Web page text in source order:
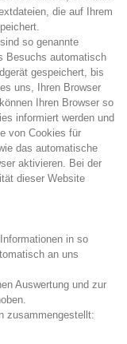
die auf Ihrem
so genannte
Besuchs automatisch
gespeichert, bis
uns, Ihren Browser
Ihren Browser so
informiert werden und
von Cookies für
das automatische
aktivieren. Bei der
dieser Website
in so
an uns
Auswertung und zur
zusammengestellt: